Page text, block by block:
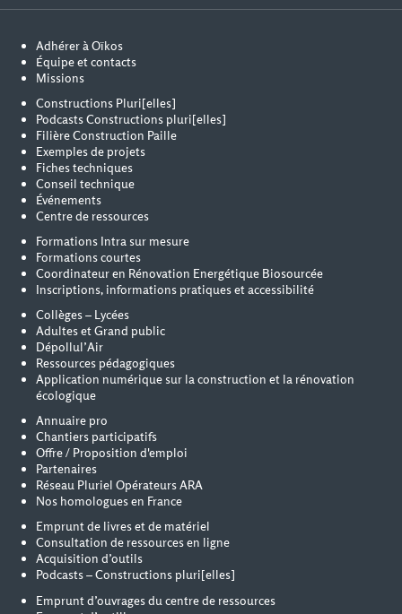
Adhérer à Oïkos
Équipe et contacts
Missions
Constructions Pluri[elles]
Podcasts Constructions pluri[elles]
Filière Construction Paille
Exemples de projets
Fiches techniques
Conseil technique
Événements
Centre de ressources
Formations Intra sur mesure
Formations courtes
Coordinateur en Rénovation Energétique Biosourcée
Inscriptions, informations pratiques et accessibilité
Collèges – Lycées
Adultes et Grand public
Dépollul’Air
Ressources pédagogiques
Application numérique sur la construction et la rénovation
écologique
Annuaire pro
Chantiers participatifs
Offre / Proposition d'emploi
Partenaires
Réseau Pluriel Opérateurs ARA
Nos homologues en France
Emprunt de livres et de matériel
Consultation de ressources en ligne
Acquisition d’outils
Podcasts – Constructions pluri[elles]
Emprunt d’ouvrages du centre de ressources